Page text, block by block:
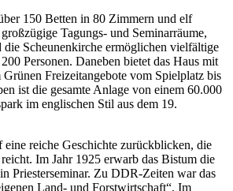
150 Betten in 80 Zimmern und elf
Tagungs- und Seminarräume,
die Scheunenkirche ermöglichen vielfältige
Personen. Daneben bietet das Haus mit
Freizeitangebote vom Spielplatz bis
ist die gesamte Anlage von einem 60.000
im englischen Stil aus dem 19.
eine reiche Geschichte zurückblicken, die
Im Jahr 1925 erwarb das Bistum die
Priesterseminar. Zu DDR-Zeiten war das
Land- und Forstwirtschaft“. Im